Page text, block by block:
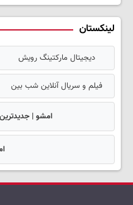
لینکستان
دیجیتال مارکتینگ رویش
فیلم و سریال آنلاین شب بین
امشو |